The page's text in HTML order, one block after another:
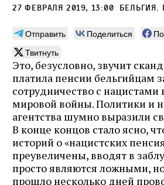
27 февраля 2019, 13:00 Бельгия,
Отправить Поделиться
Твитнуть
Это, безусловно, звучит
платила пенсии бельгийцам
сотрудничество с
мировой войны. Политики и
агентства шумно выразили
В конце концов стало ясно,
историй о «нацистских
преувеличены, вводят в
просто являются ложными,
прошло несколько дней